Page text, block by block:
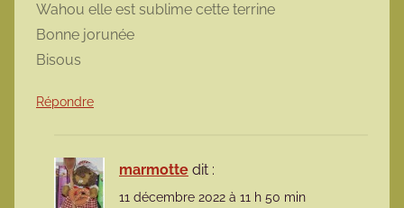
Wahou elle est sublime cette terrine
Bonne jorunée
Bisous
Répondre
marmotte dit :
11 décembre 2022 à 11 h 50 min